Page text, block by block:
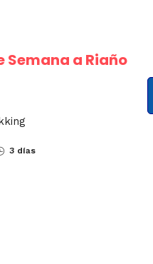
Semana a Riaño
3 días